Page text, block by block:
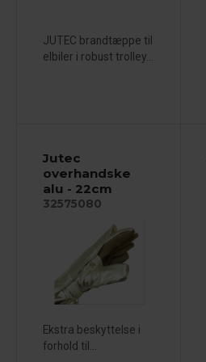
JUTEC brandtæppe til
elbiler i robust trolley...
Jutec
overhandske
alu - 22cm
32575080
Ekstra beskyttelse i
forhold til...